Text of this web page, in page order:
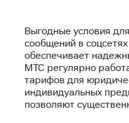
Выгодные условия
сообщений в
обеспечивает
МТС регулярно
тарифов для
индивидуальных
позволяют